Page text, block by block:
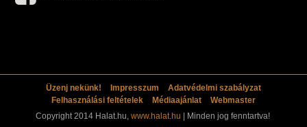
Üzenj nekünk! Impresszum
Adatvédelmi szabályzat
Felhasználási feltételek
Médiaajánlat
Webmaster
Copyright 2014 Halat.hu, www.halat.hu | Minden jog fenntartva!